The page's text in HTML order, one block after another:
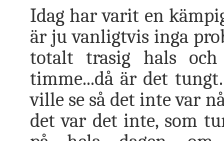
Idag har varit en
är ju vanligtvis inga
totalt trasig hals
timme...då är det
ville se så det inte var
det var det inte, som